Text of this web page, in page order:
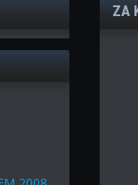
ZA